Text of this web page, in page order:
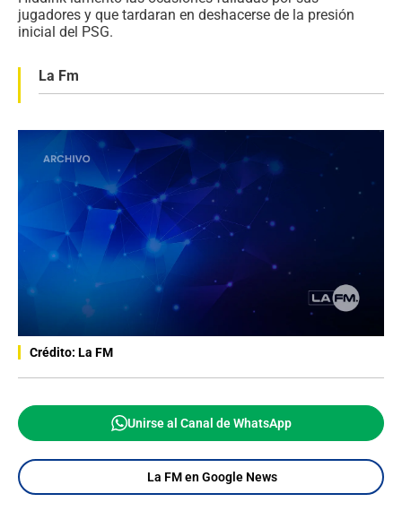
jugadores y que tardaran en deshacerse de la presión
inicial del PSG.
La Fm
Crédito: La FM
Unirse al Canal de WhatsApp
La FM en Google News